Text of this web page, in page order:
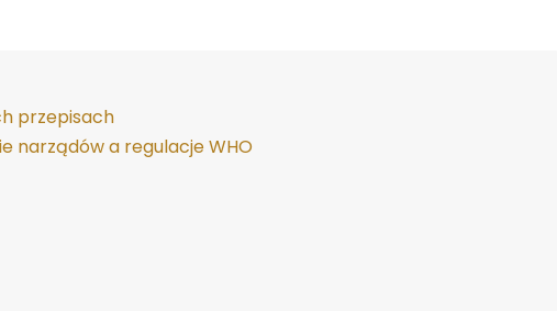
przepisach
narządów a regulacje WHO